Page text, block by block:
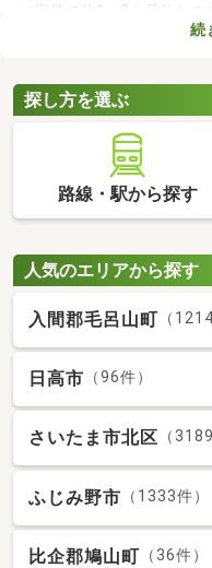
は家賃の約1～2カ月分な
用意しなければなりません
部屋を見つけましょう。
続
探し方を選ぶ
路線・駅から探す
人気のエリアから探す
入間郡毛呂山町 （
日高市 （96件）
さいたま市北区 （
ふじみ野市 （1333件）
比企郡鳩山町 （36件）